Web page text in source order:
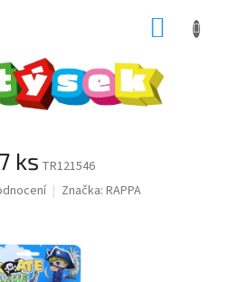
ks TR121546
Značka: RAPPA